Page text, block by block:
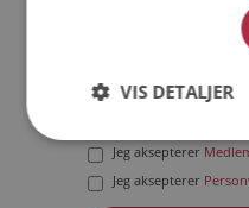
Jeg aksepterer
Jeg aksepterer
VIS DETALJER